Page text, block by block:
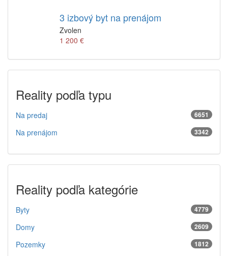
3 izbový byt na prenájom
Zvolen
1 200 €
Reality podľa typu
6651
Na predaj
3342
Na prenájom
Reality podľa kategórie
4779
Byty
2609
Domy
1812
Pozemky